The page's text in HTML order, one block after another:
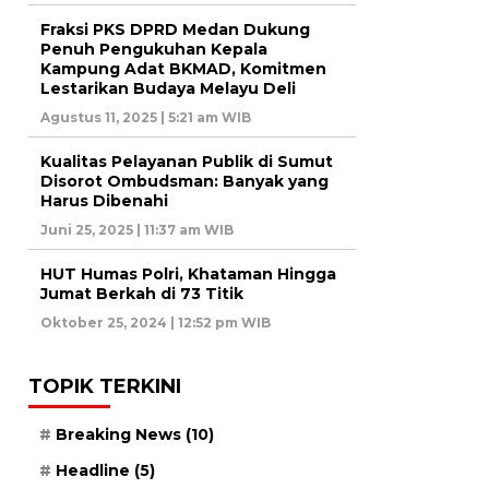
Fraksi PKS DPRD Medan Dukung
Penuh Pengukuhan Kepala
Kampung Adat BKMAD, Komitmen
Lestarikan Budaya Melayu Deli
Agustus 11, 2025 | 5:21 am WIB
Kualitas Pelayanan Publik di Sumut
Disorot Ombudsman: Banyak yang
Harus Dibenahi
Juni 25, 2025 | 11:37 am WIB
HUT Humas Polri, Khataman Hingga
Jumat Berkah di 73 Titik
Oktober 25, 2024 | 12:52 pm WIB
TOPIK TERKINI
Breaking News (10)
Headline (5)